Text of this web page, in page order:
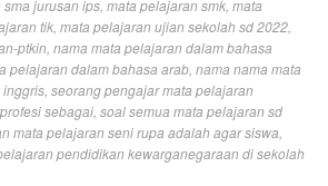
jurusan ips mata pelajaran smk mata
tik mata pelajaran ujian sekolah sd 2022
ptkin nama mata pelajaran dalam bahasa
pelajaran dalam bahasa arab nama nama mata
inggris seorang pengajar mata pelajaran
sebagai soal semua mata pelajaran sd
mata pelajaran seni rupa adalah agar siswa
pendidikan kewarganegaraan di sekolah